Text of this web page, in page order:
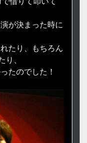
が決まった時に
たり、もちろん
、
たのでした！